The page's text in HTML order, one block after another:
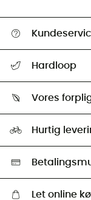
Returnering &
Hardloop
Our ambassadors
Vores
Second hand
HardGreen Udvalg
Hurtig
Let online